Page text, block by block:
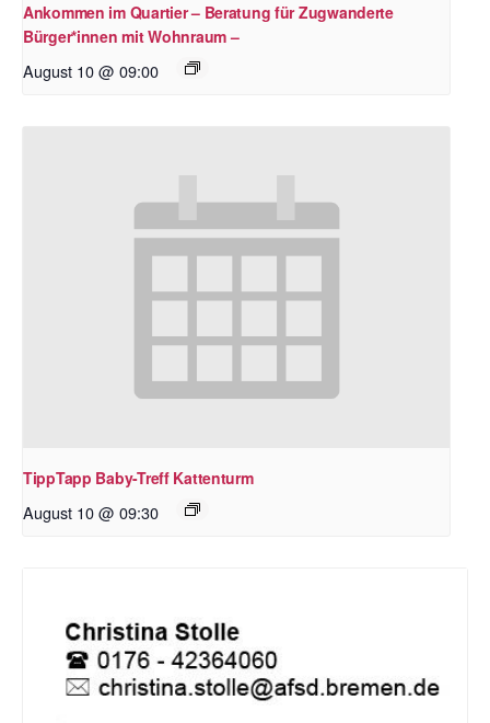
Ankommen im Quartier – Beratung für Zugwanderte
Bürger*innen mit Wohnraum –
August 10 @ 09:00
TippTapp Baby-Treff Kattenturm
August 10 @ 09:30